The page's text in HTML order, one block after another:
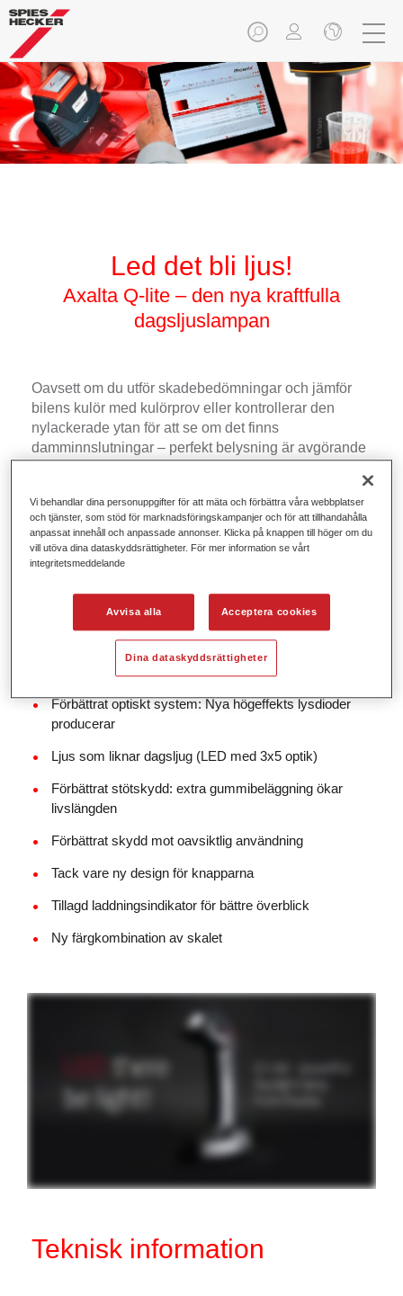
Led det bli ljus!
Axalta Q-lite – den nya kraftfulla
dagsljuslampan
Oavsett om du utför skadebedömningar och jämför
bilens kulör med kulörprov eller kontrollerar den
nylackerade ytan för att se om det finns
damminnslutningar – perfekt belysning är avgörande
Vår sladdlösa Axalta Q-Lite dagsljuslampa hjälper
lackerare att välja rätt kulör. Det förbättrade optiska
systmet med 15 högeffektslysdioder gör det möjligt
för verkstäder att ställa in ljusintensitetsnivåer i flera
kulörer exakt. Förutom att ge starkt dagsljus jämfört
med middagsljus ger Axalta Q-Lite dagsljuslampa dig
även ett varmt kvällsljus.
Förbättrat optiskt system: Nya högeffekts lysdioder
producerar
Ljus som liknar dagsljug (LED med 3x5 optik)
Förbättrat stötskydd: extra gummibeläggning ökar
livslängden
Förbättrat skydd mot oavsiktlig användning
Tack vare ny design för knapparna
Tillagd laddningsindikator för bättre överblick
Ny färgkombination av skalet
Teknisk information
Vi behandlar dina personuppgifter för att mäta och förbättra våra webbplatser
och tjänster, som stöd för marknadsföringskampanjer och för att tillhandahålla
anpassat innehåll och anpassade annonser. Klicka på knappen till höger om du
vill utöva dina dataskyddsrättigheter. För mer information se vårt
integritetsmeddelande
Avvisa alla Acceptera cookies
Dina dataskyddsrättigheter